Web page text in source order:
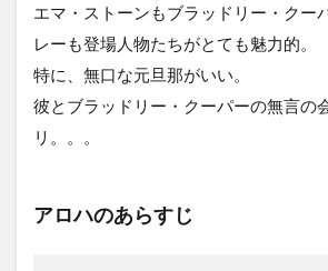
エマ・ストーンもブラッドリー・クー
レーも登場人物たちがとても魅力的。
特に、無口な元旦那がいい。
彼とブラッドリー・クーパーの無言の
リ。。。
アロハのあらすじ